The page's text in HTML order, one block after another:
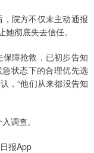
院方不仅未主动通报
彻底失去信任。
障抢救，已初步告知
状态下的合理优先选
，“他们从来都没告知
调查。
报App